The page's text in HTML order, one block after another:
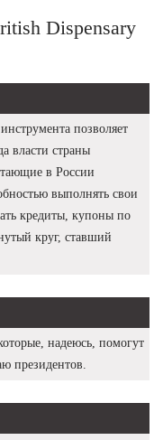
Dispensary
позволяет
власти страны
в России
выполнять свои
кредиты, купоны по
круг, ставший
надеюсь, помогут
президентов.